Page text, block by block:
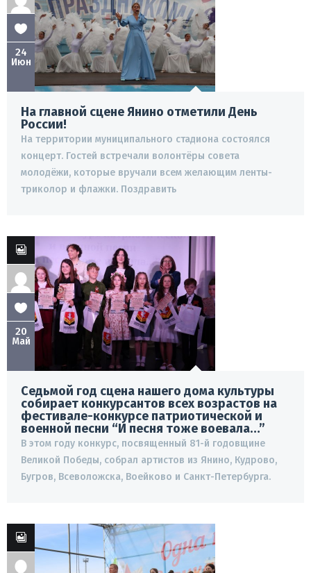
24
Июн
На главной сцене Янино отметили День
России!
На территории муниципального стадиона состоялся
концерт. Гостей встречали волонтёры совета
молодёжи, которые вручали всем желающим ленты-
триколор и флажки. Поздравить
20
Май
Седьмой год сцена нашего дома культуры
собирает конкурсантов всех возрастов на
фестивале-конкурсе патриотической и
военной песни “И песня тоже воевала…”
В этом году конкурс, посвященный 81-й годовщине
Великой Победы, собрал артистов из Янино, Кудрово,
Бугров, Всеволожска, Воейково и Санкт-Петербурга.